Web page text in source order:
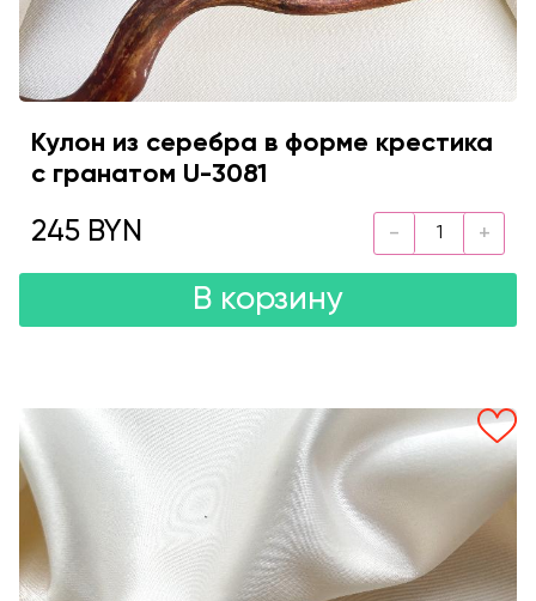
Кулон из серебра в форме крестика
с гранатом U-3081
245 BYN
В корзину